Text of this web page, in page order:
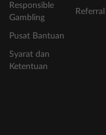
Responsible
Gambling
Pusat Bantuan
Syarat dan
Ketentuan
Referral